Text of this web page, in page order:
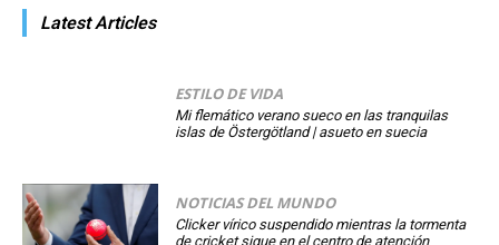
Latest Articles
ESTILO DE VIDA
Mi flemático verano sueco en las tranquilas
islas de Östergötland | asueto en suecia
NOTICIAS DEL MUNDO
Clicker vírico suspendido mientras la tormenta
de cricket sigue en el centro de atención